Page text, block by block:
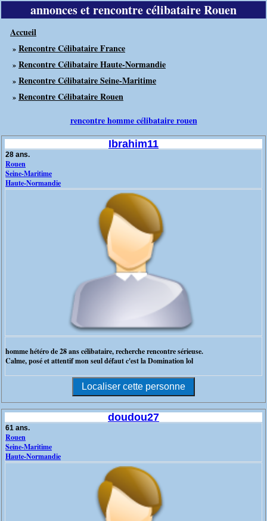
annonces et rencontre célibataire Rouen
Accueil
» Rencontre Célibataire France
» Rencontre Célibataire Haute-Normandie
» Rencontre Célibataire Seine-Maritime
» Rencontre Célibataire Rouen
rencontre homme célibataire rouen
Ibrahim11
28 ans.
Rouen
Seine-Maritime
Haute-Normandie
homme hétéro de 28 ans célibataire, recherche rencontre sérieuse.
Calme, posé et attentif mon seul défaut c'est la Domination lol
doudou27
61 ans.
Rouen
Seine-Maritime
Haute-Normandie